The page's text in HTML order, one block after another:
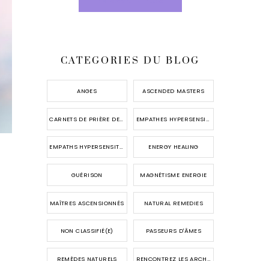
CATEGORIES DU BLOG
ANGES ASCENDED MASTERS
CARNETS DE PRIÈRE DES ANGES EMPATHES HYPERSENSIBLES
EMPATHS HYPERSENSITIVES ENERGY HEALING
GUÉRISON MAGNÉTISME ENERGIE
MAÎTRES ASCENSIONNÉS NATURAL REMEDIES
NON CLASSIFIÉ(E) PASSEURS D'ÂMES
REMÈDES NATURELS RENCONTREZ LES ARCHANGES